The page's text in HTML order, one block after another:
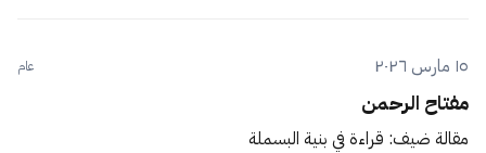
١٥ مارس ٢٠٢٦ عام
مفتاح الرحمن
مقالة ضيف: قراءة في بنية البسملة